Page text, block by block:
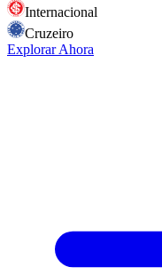
Internacional
Cruzeiro
Explorar Ahora